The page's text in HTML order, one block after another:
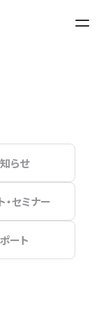
らせ
・セミナー
ート